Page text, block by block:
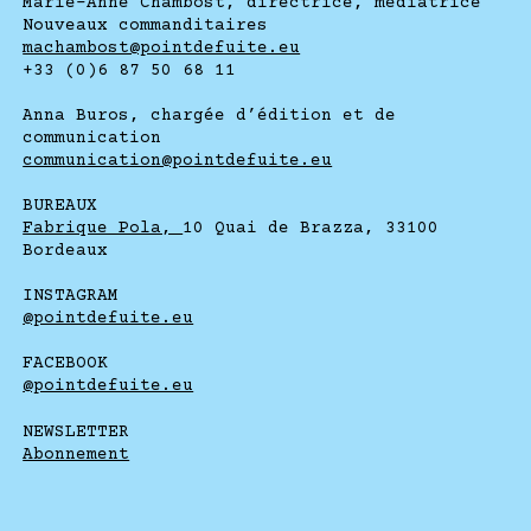
Nouveaux commanditaires
machambost@pointdefuite.eu
+33 (0)6 87 50 68 11
Anna Buros, chargée d’édition et de
communication
communication@pointdefuite.eu
BUREAUX
Fabrique Pola, 10 Quai de Brazza, 33100
Bordeaux
INSTAGRAM
@pointdefuite.eu
FACEBOOK
@pointdefuite.eu
NEWSLETTER
Abonnement